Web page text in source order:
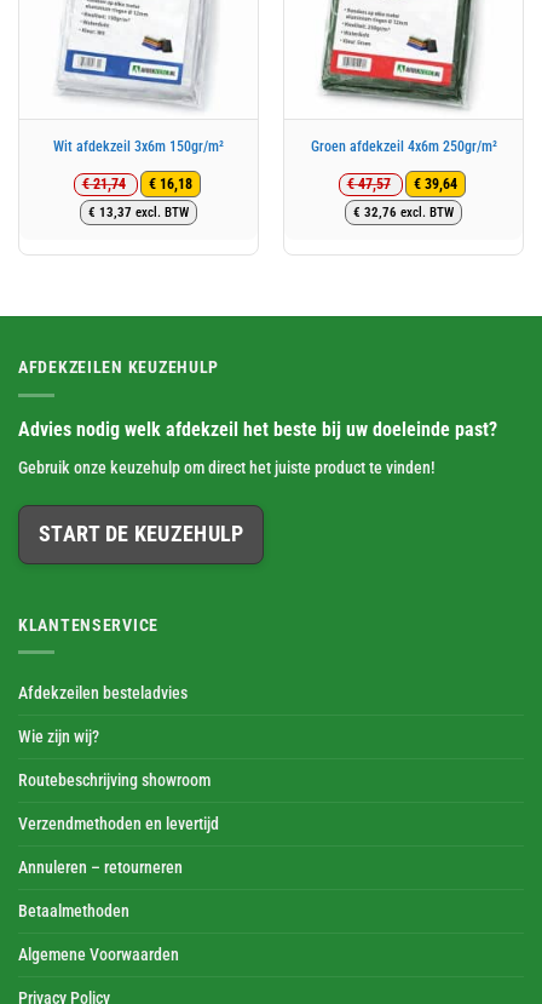
Wit afdekzeil 3x6m 150gr/m²
€21,74
Oorspronkelijke
prijs
€ 21,74.
€ 16,18
Huidige
prijs
€ 16,18.
€ 13,37 excl. BTW
Groen afdekzeil 4x6m 250gr/m²
€47,57
Oorspronkelijke
prijs
€ 47,57.
€ 39,64
Huidige
prijs
€ 39,64.
€ 32,76 excl. BTW
AFDEKZEILEN KEUZEHULP
Advies nodig welk afdekzeil het beste bij uw doeleinde past?
Gebruik onze keuzehulp om direct het juiste product te vinden!
START DE KEUZEHULP
KLANTENSERVICE
Afdekzeilen besteladvies
Wie zijn wij?
Routebeschrijving showroom
Verzendmethoden en levertijd
Annuleren – retourneren
Betaalmethoden
Algemene Voorwaarden
Privacy Policy